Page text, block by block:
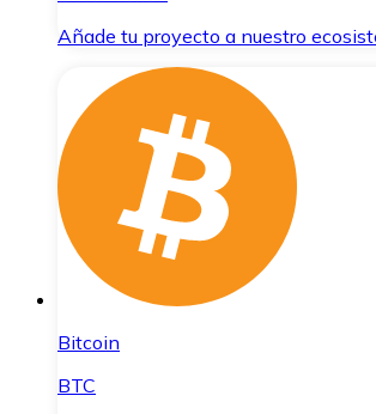
Añade tu proyecto a nuestro
Bitcoin
BTC